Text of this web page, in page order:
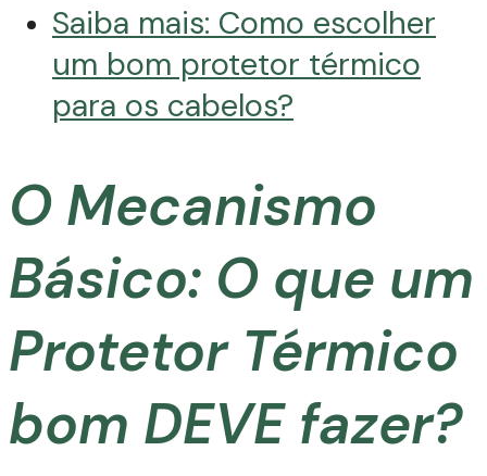
Saiba mais: Como escolher
um bom protetor térmico
para os cabelos?
O Mecanismo
Básico: O que um
Protetor Térmico
bom DEVE fazer?